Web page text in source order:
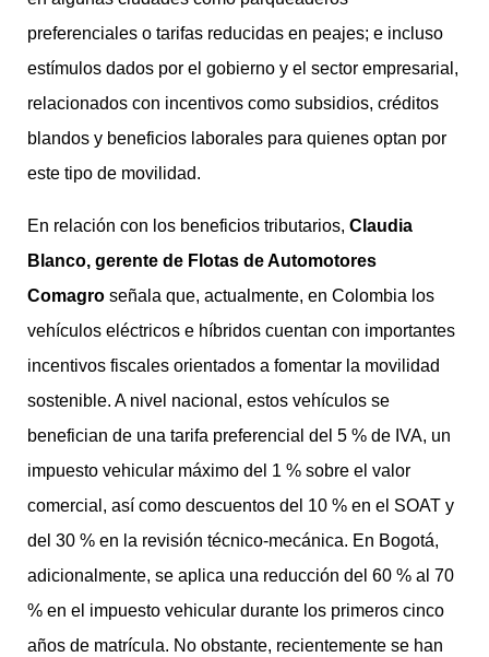
preferenciales o tarifas reducidas en peajes; e incluso
estímulos dados por el gobierno y el sector empresarial,
relacionados con incentivos como subsidios, créditos
blandos y beneficios laborales para quienes optan por
este tipo de movilidad.
En relación con los beneficios tributarios, Claudia
Blanco, gerente de Flotas de Automotores
Comagro señala que, actualmente, en Colombia los
vehículos eléctricos e híbridos cuentan con importantes
incentivos fiscales orientados a fomentar la movilidad
sostenible. A nivel nacional, estos vehículos se
benefician de una tarifa preferencial del 5 % de IVA, un
impuesto vehicular máximo del 1 % sobre el valor
comercial, así como descuentos del 10 % en el SOAT y
del 30 % en la revisión técnico-mecánica. En Bogotá,
adicionalmente, se aplica una reducción del 60 % al 70
% en el impuesto vehicular durante los primeros cinco
años de matrícula. No obstante, recientemente se han